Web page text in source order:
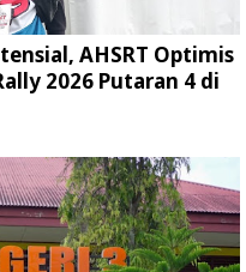
AHSRT Optimis
2026 Putaran 4 di